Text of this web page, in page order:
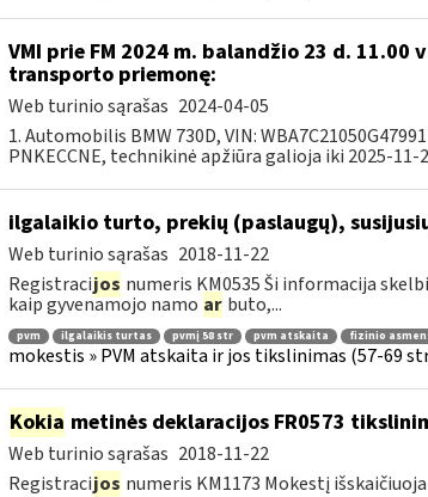
VMI prie FM 2024 m. balandžio 23 d.
transporto priemonę:
Web turinio sąrašas 2024-04-05
1. Automobilis BMW 730D, VIN:
PNKECCNE, technikinė apžiūra galioja iki 2025-11-
ilgalaikio turto, prekių (paslaugų),
Web turinio sąrašas 2018-11-22
Registracijos numeris KM0535 Ši informacija
kaip gyvenamojo namo ar buto,...
pvm ilgalaikis turtas pvmį 58 str pvm atskaita fizinio
mokestis » PVM atskaita ir jos tikslinimas (57-69
Kokia metinės deklaracijos FR0573
Web turinio sąrašas 2018-11-22
Registracijos numeris KM1173 Mokestį